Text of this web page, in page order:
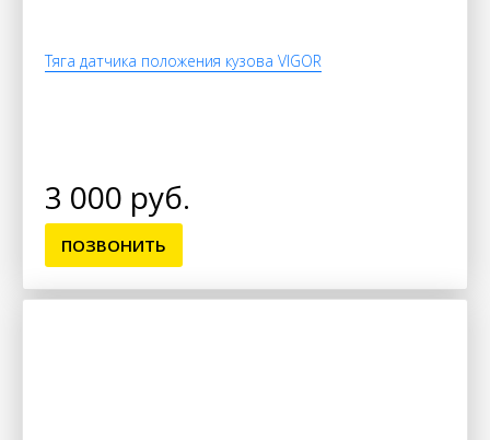
Тяга датчика положения кузова VIGOR
3 000 руб.
ПОЗВОНИТЬ